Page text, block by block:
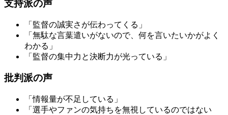
支持派の声
「監督の誠実さが伝わってくる」
「無駄な言葉遣いがないので、何を言いたいかがよく
わかる」
「監督の集中力と決断力が光っている」
批判派の声
「情報量が不足している」
「選手やファンの気持ちを無視しているのではない